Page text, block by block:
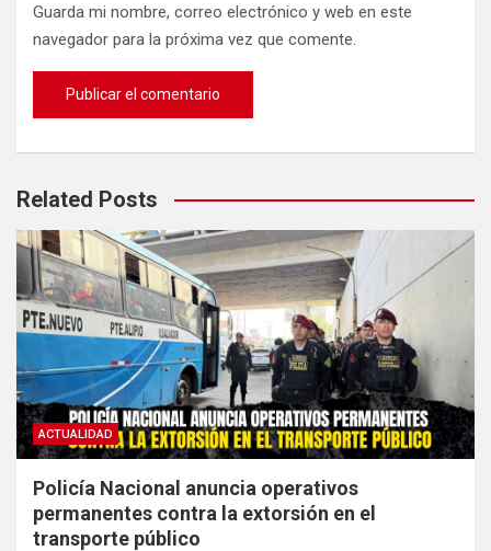
Guarda mi nombre, correo electrónico y web en este
navegador para la próxima vez que comente.
Related Posts
ACTUALIDAD
Policía Nacional anuncia operativos
permanentes contra la extorsión en el
transporte público